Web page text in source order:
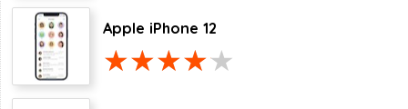
Apple iPhone 12